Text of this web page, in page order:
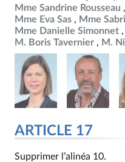
Mme Sandrine Rousseau
Mme Eva Sas
Mme
Mme Danielle Simonnet
M. Boris Tavernier
M.
ARTICLE 17
Supprimer l’alinéa 10.